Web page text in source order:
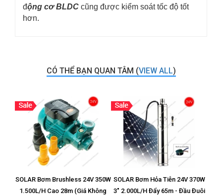
động cơ BLDC cũng được kiểm soát tốc độ tốt
hơn.
CÓ THỂ BẠN QUAN TÂM (VIEW ALL)
SOLAR Bơm Brushless 24V 350W
1.500L/H Cao 28m (Giá Không
SOLAR Bơm Hỏa Tiễn 24V 370W
3" 2.000L/H Đẩy 65m - Đầu Đuôi